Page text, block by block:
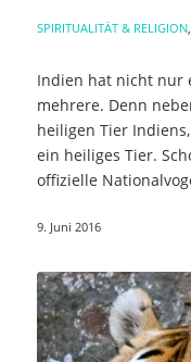
SPIRITUALITÄT & RELIGION,
Indien hat nicht nur
mehrere. Denn
heiligen Tier
ein heiliges Tier.
offizielle
9. Juni 2016